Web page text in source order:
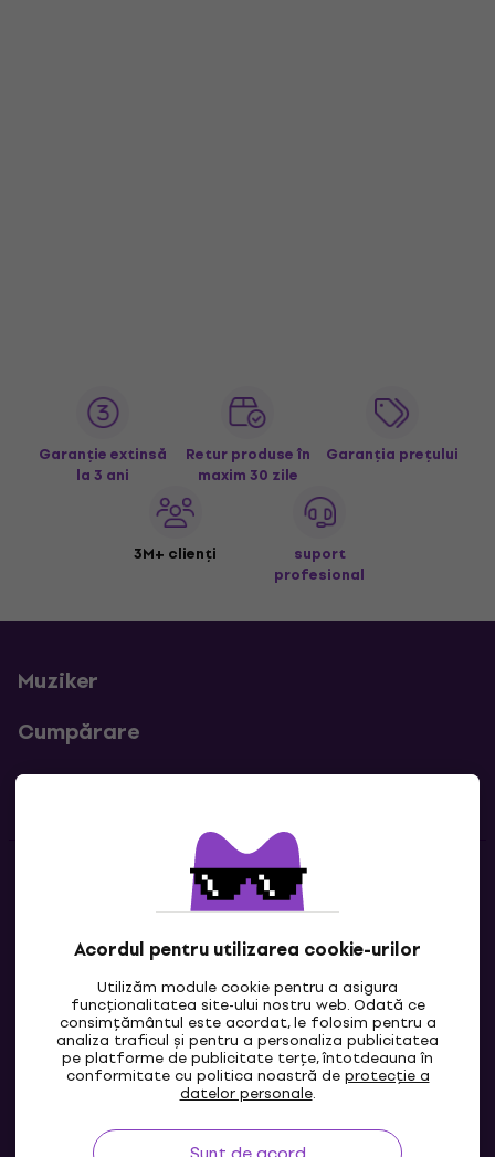
Acordul pentru utilizarea cookie-urilor
Utilizăm module cookie pentru a asigura
funcționalitatea site-ului nostru web. Odată ce
consimțământul este acordat, le folosim pentru a
analiza traficul și pentru a personaliza publicitatea
pe platforme de publicitate terțe, întotdeauna în
conformitate cu politica noastră deprotecție a
datelor personale.
Garanție extinsă
la 3 ani
Retur produse în
maxim 30 zile
Garanția prețului
3M+ clienți
suport
profesional
Muziker
Cumpărare
Linkuri utile
Contacte
Contactează-ne